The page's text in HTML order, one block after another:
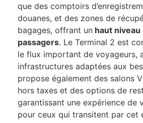
que des comptoirs
douanes, et des zones de
bagages, offrant un haut
passagers. Le Terminal 2 est
le flux important de voyageurs,
infrastructures adaptées aux
propose également des salons
hors taxes et des options de
garantissant une expérience de
pour ceux qui transitent par cet